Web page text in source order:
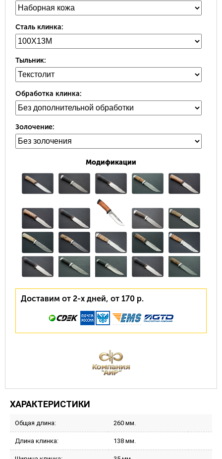
Сталь клинка:
Тыльник:
Обработка клинка:
Золочение:
Модификации
Доставим от 2-х дней, от 170 р.
ХАРАКТЕРИСТИКИ
Общая длина: 260 мм.
Длина клинка: 138 мм.